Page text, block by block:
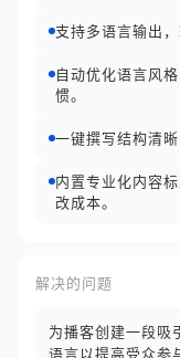
支持多语言输出
自动优化语言风
惯。
一键撰写结构清
内置专业化内容
改成本。
解决的问题
为播客创建一段吸
语言以提高受众参